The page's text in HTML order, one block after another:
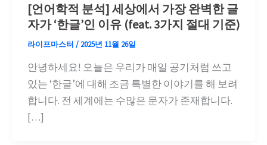
[언어학적 분석] 세상에서 가장 완벽한 글
자가 ‘한글’인 이유 (feat. 3가지 절대 기준)
라이프마스터 / 2025년 11월 26일
안녕하세요! 오늘은 우리가 매일 공기처럼 쓰고
있는 ‘한글’에 대해 조금 특별한 이야기를 해 보려
합니다. 전 세계에는 수많은 문자가 존재합니다.
[…]